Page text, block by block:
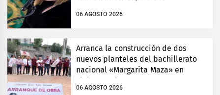
06 AGOSTO 2026
Arranca la construcción de dos
nuevos planteles del bachillerato
nacional «Margarita Maza» en
Tlalnepantla
06 AGOSTO 2026